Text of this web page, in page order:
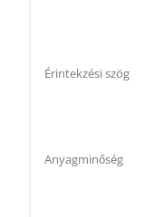
Érintekzési szög
Anyagminőség